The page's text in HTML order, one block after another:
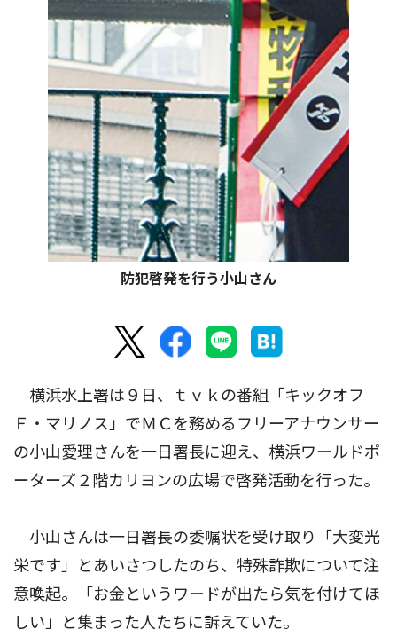
防犯啓発を行う小山さん
横浜水上署は９日、ｔｖｋの番組「キックオフ
Ｆ・マリノス」でＭＣを務めるフリーアナウンサー
の小山愛理さんを一日署長に迎え、横浜ワールドポ
ーターズ２階カリヨンの広場で啓発活動を行った。
小山さんは一日署長の委嘱状を受け取り「大変光
栄です」とあいさつしたのち、特殊詐欺について注
意喚起。「お金というワードが出たら気を付けてほ
しい」と集まった人たちに訴えていた。